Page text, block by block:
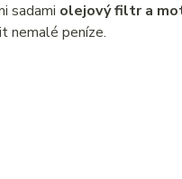
sadami olejový filtr a
nemalé peníze.